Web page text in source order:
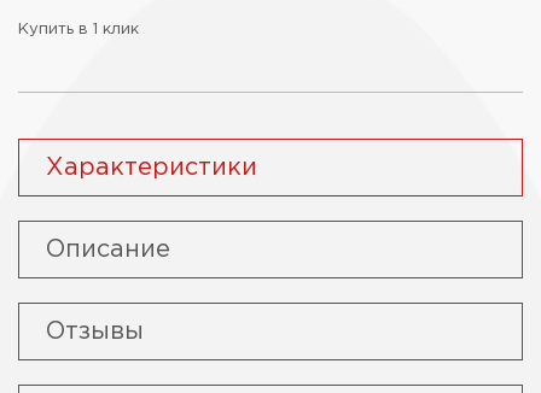
Купить в 1 клик
Характеристики
Описание
Отзывы